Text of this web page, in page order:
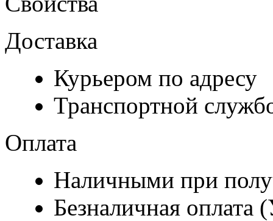
Доставка
Курьером по адресу
Транспортной
Оплата
Наличными при
Безналичная